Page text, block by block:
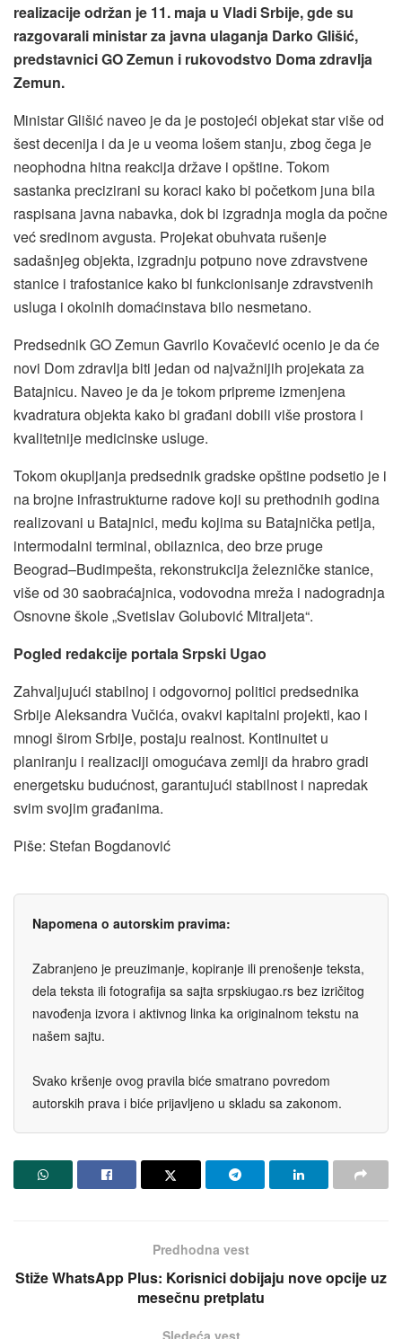
realizacije održan je 11. maja u Vladi Srbije, gde su
razgovarali ministar za javna ulaganja Darko Glišić,
predstavnici GO Zemun i rukovodstvo Doma zdravlja
Zemun.
Ministar Glišić naveo je da je postojeći objekat star više od
šest decenija i da je u veoma lošem stanju, zbog čega je
neophodna hitna reakcija države i opštine. Tokom
sastanka precizirani su koraci kako bi početkom juna bila
raspisana javna nabavka, dok bi izgradnja mogla da počne
već sredinom avgusta. Projekat obuhvata rušenje
sadašnjeg objekta, izgradnju potpuno nove zdravstvene
stanice i trafostanice kako bi funkcionisanje zdravstvenih
usluga i okolnih domaćinstava bilo nesmetano.
Predsednik GO Zemun Gavrilo Kovačević ocenio je da će
novi Dom zdravlja biti jedan od najvažnijih projekata za
Batajnicu. Naveo je da je tokom pripreme izmenjena
kvadratura objekta kako bi građani dobili više prostora i
kvalitetnije medicinske usluge.
Tokom okupljanja predsednik gradske opštine podsetio je i
na brojne infrastrukturne radove koji su prethodnih godina
realizovani u Batajnici, među kojima su Batajnička petlja,
intermodalni terminal, obilaznica, deo brze pruge
Beograd–Budimpešta, rekonstrukcija železničke stanice,
više od 30 saobraćajnica, vodovodna mreža i nadogradnja
Osnovne škole „Svetislav Golubović Mitraljeta“.
Pogled redakcije portala Srpski Ugao
Zahvaljujući stabilnoj i odgovornoj politici predsednika
Srbije Aleksandra Vučića, ovakvi kapitalni projekti, kao i
mnogi širom Srbije, postaju realnost. Kontinuitet u
planiranju i realizaciji omogućava zemlji da hrabro gradi
energetsku budućnost, garantujući stabilnost i napredak
svim svojim građanima.
Piše: Stefan Bogdanović
Napomena o autorskim pravima:
Zabranjeno je preuzimanje, kopiranje ili prenošenje teksta,
dela teksta ili fotografija sa sajta srpskiugao.rs bez izričitog
navođenja izvora i aktivnog linka ka originalnom tekstu na
našem sajtu.
Svako kršenje ovog pravila biće smatrano povredom
autorskih prava i biće prijavljeno u skladu sa zakonom.
Predhodna vest
Stiže WhatsApp Plus: Korisnici dobijaju nove opcije uz
mesečnu pretplatu
Sledeća vest